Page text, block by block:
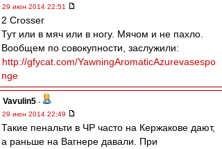
29 июн 2014 22:51
2 Crosser
Тут или в мяч или в ногу. Мячом и не пахло.
Вообщем по совокупности, заслужили:
http://gfycat.com/YawningAromaticAzurevasespo
nge
Vavulin5 -
29 июн 2014 22:49
Такие пенальти в ЧР часто на Кержакове дают,
а раньше на Вагнере давали. При